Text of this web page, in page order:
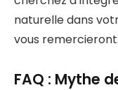
naturelle dans
vous remercieront.
FAQ : Mythe